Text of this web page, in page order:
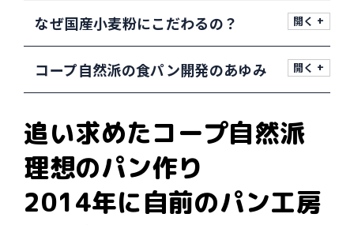
なぜ国産小麦粉にこだわるの？
コープ自然派の食パン開発のあゆみ
追い求めたコープ自然派
理想のパン作り
2014年に自前のパン工房